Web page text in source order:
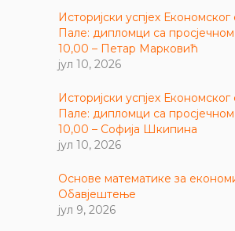
Историјски успјех Економског
Пале: дипломци са
10,00 – Петар Марковић
јул 10, 2026
Историјски успјех Економског
Пале: дипломци са
10,00 – Софија Шкипина
јул 10, 2026
Основе математике за
Обавјештење
јул 9, 2026